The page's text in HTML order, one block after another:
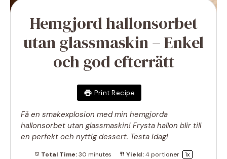
Hemgjord hallonsorbet
utan glassmaskin – Enkel
och god efterrätt
Print Recipe
Få en smakexplosion med min hemgjorda
hallonsorbet utan glassmaskin! Frysta hallon blir till
en perfekt och nyttig dessert. Testa idag!
Total Time:30 minutes Yield:4portioner 1x